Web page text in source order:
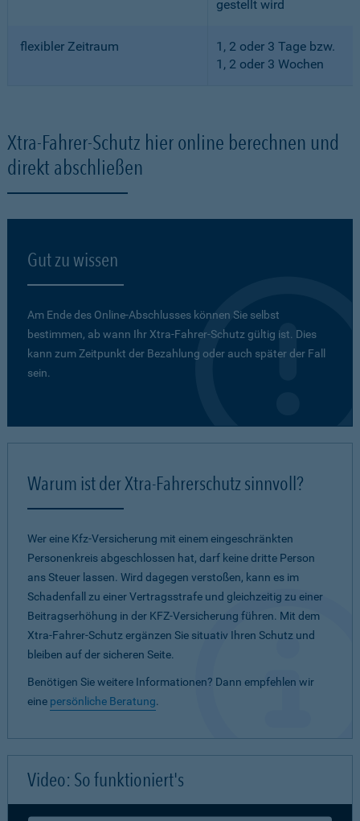
gestellt wird
flexibler Zeitraum
1, 2 oder 3 Tage bzw.
1, 2 oder 3 Wochen
Xtra-Fahrer-Schutz hier online berechnen und
direkt abschließen
Gut zu wissen
Am Ende des Online-Abschlusses können Sie selbst
bestimmen, ab wann Ihr Xtra-Fahrer-Schutz gültig ist. Dies
kann zum Zeitpunkt der Bezahlung oder auch später der Fall
sein.
Warum ist der Xtra-Fahrerschutz sinnvoll?
Wer eine Kfz-Versicherung mit einem eingeschränkten
Personenkreis abgeschlossen hat, darf keine dritte Person
ans Steuer lassen. Wird dagegen verstoßen, kann es im
Schadenfall zu einer Vertragsstrafe und gleichzeitig zu einer
Beitragserhöhung in der KFZ-Versicherung führen. Mit dem
Xtra-Fahrer-Schutz ergänzen Sie situativ Ihren Schutz und
bleiben auf der sicheren Seite.
Benötigen Sie weitere Informationen? Dann empfehlen wir
eine persönliche Beratung.
Video: So funktioniert's